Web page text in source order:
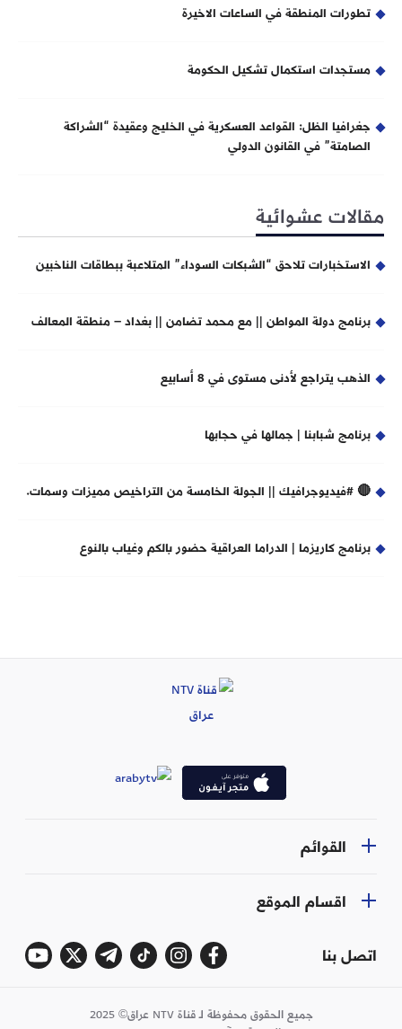
تطورات المنطقة في الساعات الاخيرة
مستجدات استكمال تشكيل الحكومة
جغرافيا الظل: القواعد العسكرية في الخليج وعقيدة “الشراكة
الصامتة” في القانون الدولي
مقالات عشوائية
الاستخبارات تلاحق “الشبكات السوداء” المتلاعبة ببطاقات الناخبين
برنامج دولة المواطن || مع محمد تضامن || بغداد – منطقة المعالف
الذهب يتراجع لأدنى مستوى في 8 أسابيع
برنامج شبابنا | جمالها في حجابها
🔴 #فيديوجرافيك || الجولة الخامسة من التراخيص مميزات وسمات.
برنامج كاريزما | الدراما العراقية حضور بالكم وغياب بالنوع
القوائم
اقسام الموقع
اتصل بنا
جميع الحقوق محفوظة لـ قناة NTV عراق© 2025